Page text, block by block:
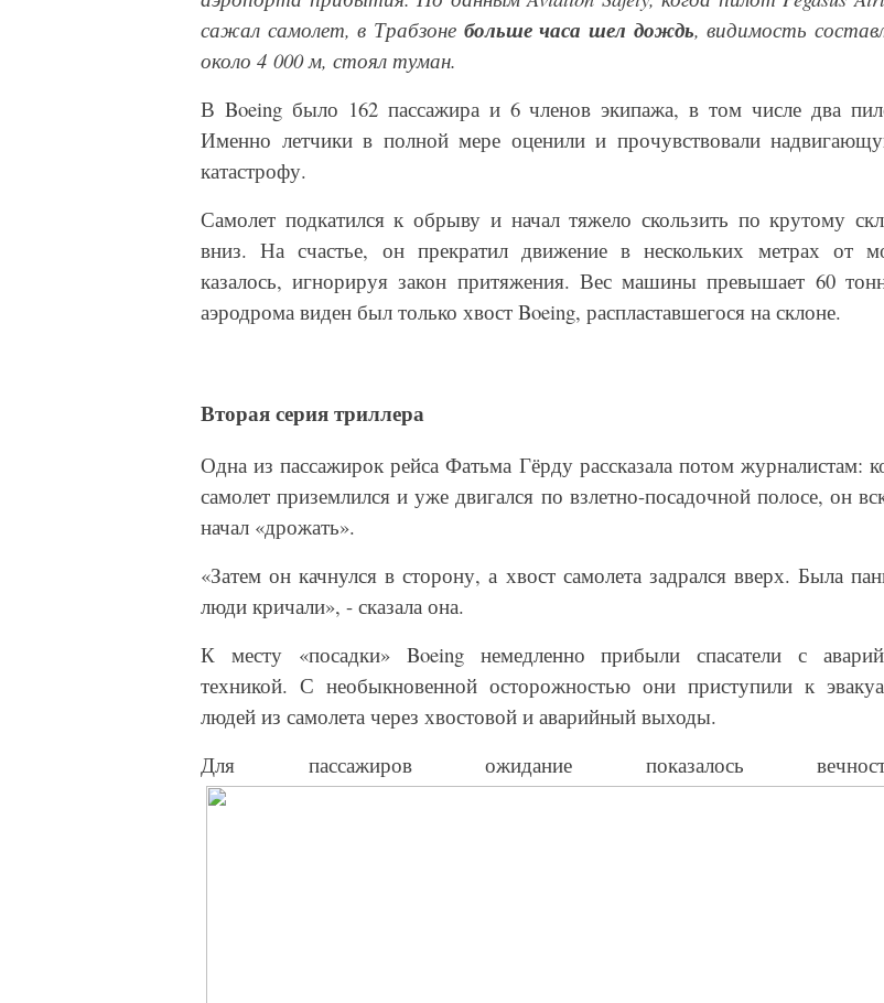
сажал самолет, в Трабзоне больше часа шел дождь, видимость
около 4 000 м, стоял туман.
В Boeingбыло 162 пассажира и 6 членов экипажа, в том числе два
Именно летчики в полной мере оценили и прочувствовали
катастрофу.
Самолет подкатился к обрыву и начал тяжело скользить по крутому
вниз. На счастье, он прекратил движение в нескольких метрах от
казалось, игнорируя закон притяжения. Вес машины превышает 60
аэродрома виден был только хвост Boeing, распластавшегося на склоне.
Вторая серия триллера
Одна из пассажирок рейса Фатьма Гёрду рассказала потом журналистам:
самолет приземлился и уже двигался по взлетно-посадочной полосе, он
начал «дрожать».
«Затем он качнулся в сторону, а хвост самолета задрался вверх. Была
люди кричали», - сказала она.
К месту «посадки» Boeingнемедленно прибыли спасатели с
техникой. С необыкновенной осторожностью они приступили к
людей из самолета через хвостовой и аварийный выходы.
Для пассажиров ожидание показалось